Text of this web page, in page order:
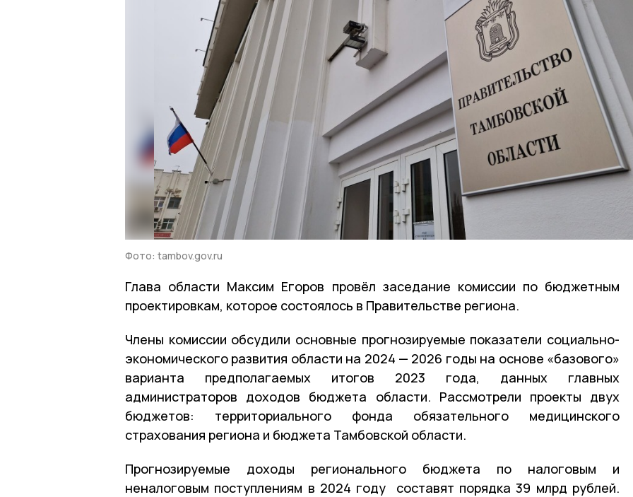
Фото: tambov.gov.ru
Глава области Максим Егоров провёл заседание комиссии по бюджетным
проектировкам, которое состоялось в Правительстве региона.
Члены комиссии обсудили основные прогнозируемые показатели социально-
экономического развития области на 2024 — 2026 годы на основе «базового»
варианта предполагаемых итогов 2023 года, данных главных
администраторов доходов бюджета области. Рассмотрели проекты двух
бюджетов: территориального фонда обязательного медицинского
страхования региона и бюджета Тамбовской области.
Прогнозируемые доходы регионального бюджета по налоговым и
неналоговым поступлениям в 2024 году составят порядка 39 млрд рублей.